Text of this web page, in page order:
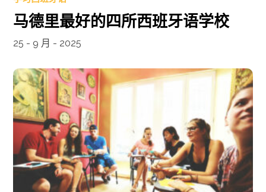
马德里最好的四所西班牙语学校
25 - 9 月 - 2025